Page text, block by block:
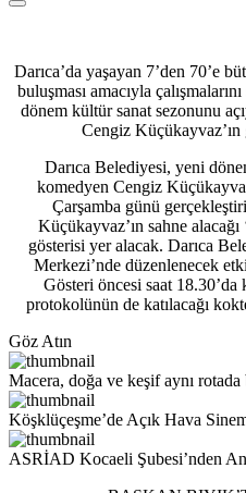
Darıca’da yaşayan 7’den 70’e
buluşması amacıyla
dönem kültür sanat sezonunu
Cengiz
Darıca Belediyesi, yeni
komedyen Cengiz
Çarşamba günü
Küçükayvaz’ın sahne
gösterisi yer alacak. Darıca
Merkezi’nde düzenlenecek
Gösteri öncesi saat
protokolünün de katılacağı
Göz Atın
Macera, doğa ve keşif aynı rotada
Köşklüçeşme’de Açık Hava
ASRİAD Kocaeli Şubesi’nden